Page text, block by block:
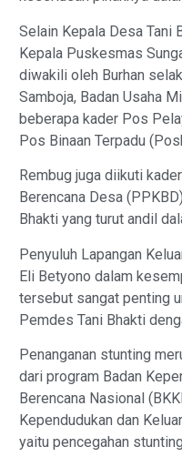
Selain Kepala Desa Tani
Kepala Puskesmas
diwakili oleh Burhan
Samboja, Badan Usaha
beberapa kader Pos
Pos Binaan Terpadu
Rembug juga diikuti
Berencana Desa
Bhakti yang turut andil
Penyuluh Lapangan
Eli Betyono dalam
tersebut sangat penting
Pemdes Tani Bhakti
Penanganan stunting
dari program Badan
Berencana Nasional
Kependudukan dan
yaitu pencegahan